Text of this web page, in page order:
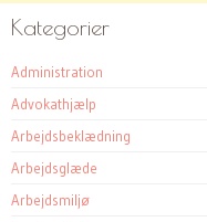
Kategorier
Administration
Advokathjælp
Arbejdsbeklædning
Arbejdsglæde
Arbejdsmiljø